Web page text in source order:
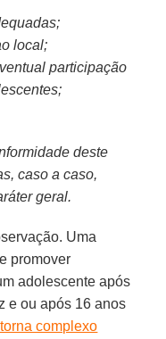
local;
participação
deste
caso a caso,
geral.
Uma
promover
adolescente após
e ou após 16 anos
complexo